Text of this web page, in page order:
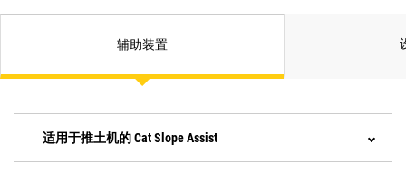
辅助装置
适用于推土机的 Cat Slope Assist